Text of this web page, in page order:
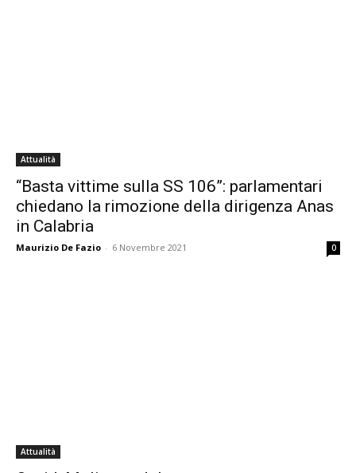
Attualità
“Basta vittime sulla SS 106”: parlamentari
chiedano la rimozione della dirigenza Anas
in Calabria
Maurizio De Fazio - 6 Novembre 2021 0
Attualità